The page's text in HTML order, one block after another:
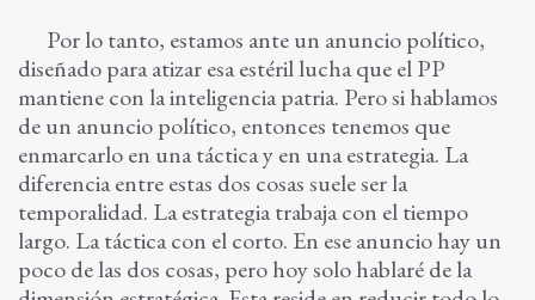
Por lo tanto, estamos ante un anuncio político,
diseñado para atizar esa estéril lucha que el PP
mantiene con la inteligencia patria. Pero si hablamos
de un anuncio político, entonces tenemos que
enmarcarlo en una táctica y en una estrategia. La
diferencia entre estas dos cosas suele ser la
temporalidad. La estrategia trabaja con el tiempo
largo. La táctica con el corto. En ese anuncio hay un
poco de las dos cosas, pero hoy solo hablaré de la